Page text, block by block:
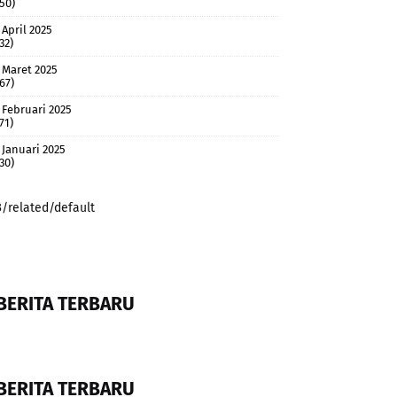
April 2025
Maret 2025
Februari 2025
Januari 2025
related/default
TERBARU
TERBARU